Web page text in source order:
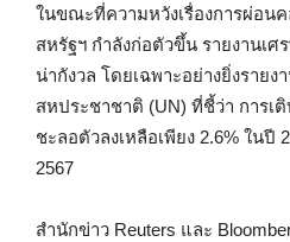
ในขณะที่ความหวังเรื่องการผ่อน
สหรัฐฯ กำลังก่อตัวขึ้น รายงานเ
น่ากังวล โดยเฉพาะอย่างยิ่งรายง
สหประชาชาติ (UN) ที่ชี้ว่า การเ
ชะลอตัวลงเหลือเพียง 2.6% ในปี
2567
สำนักข่าว Reuters และ